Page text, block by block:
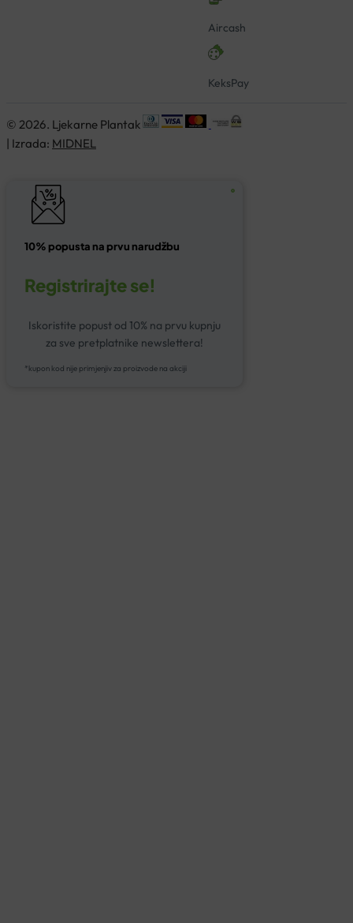
Aircash
KeksPay
© 2026. Ljekarne Plantak
| Izrada: MIDNEL
10% popusta na prvu narudžbu
Registrirajte se!
Iskoristite popust od 10% na prvu kupnju
za sve pretplatnike newslettera!
*kupon kod nije primjenjiv za proizvode na akciji